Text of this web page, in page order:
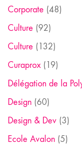
Corporate (48)
Culture (92)
Culture (132)
Curaprox (19)
Délégation de la
Design (60)
Design & Dev (3)
Ecole Avalon (5)